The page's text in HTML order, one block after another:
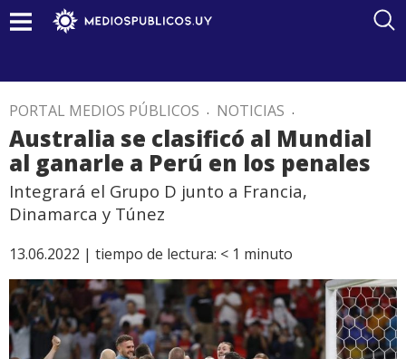
PORTAL MEDIOS PÚBLICOS . NOTICIAS .
Australia se clasificó al Mundial
al ganarle a Perú en los penales
Integrará el Grupo D junto a Francia,
Dinamarca y Túnez
13.06.2022 | tiempo de lectura: < 1 minuto